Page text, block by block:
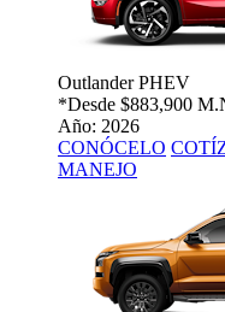
Outlander PHEV
*Desde $883,900
Año: 2026
CONÓCELO
MANEJO